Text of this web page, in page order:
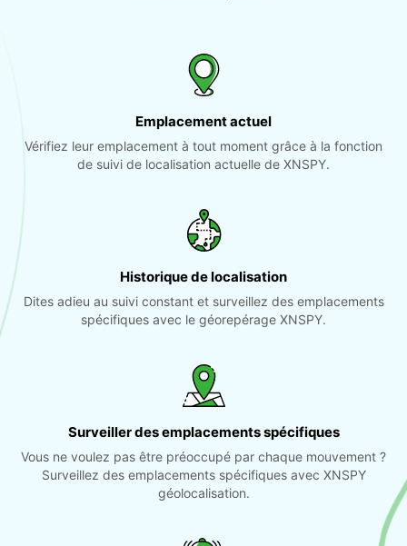
Emplacement actuel
Vérifiez leur emplacement à tout moment grâce à la fonction
de suivi de localisation actuelle de XNSPY.
Historique de localisation
Dites adieu au suivi constant et surveillez des emplacements
spécifiques avec le géorepérage XNSPY.
Surveiller des emplacements spécifiques
Vous ne voulez pas être préoccupé par chaque mouvement ?
Surveillez des emplacements spécifiques avec XNSPY
géolocalisation.